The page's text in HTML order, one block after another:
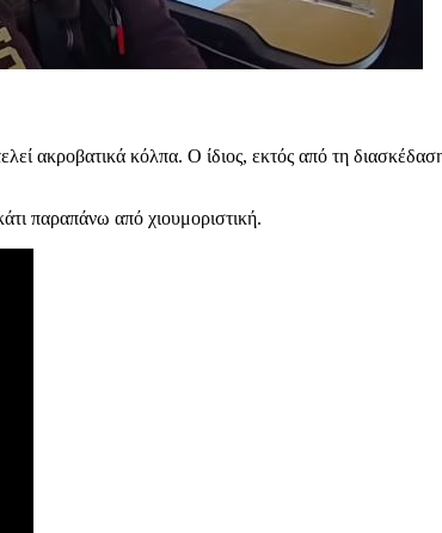
ακροβατικά κόλπα. Ο ίδιος, εκτός από τη
παραπάνω από χιουμοριστική.